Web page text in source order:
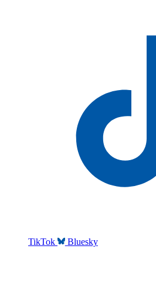
TikTok Bluesky